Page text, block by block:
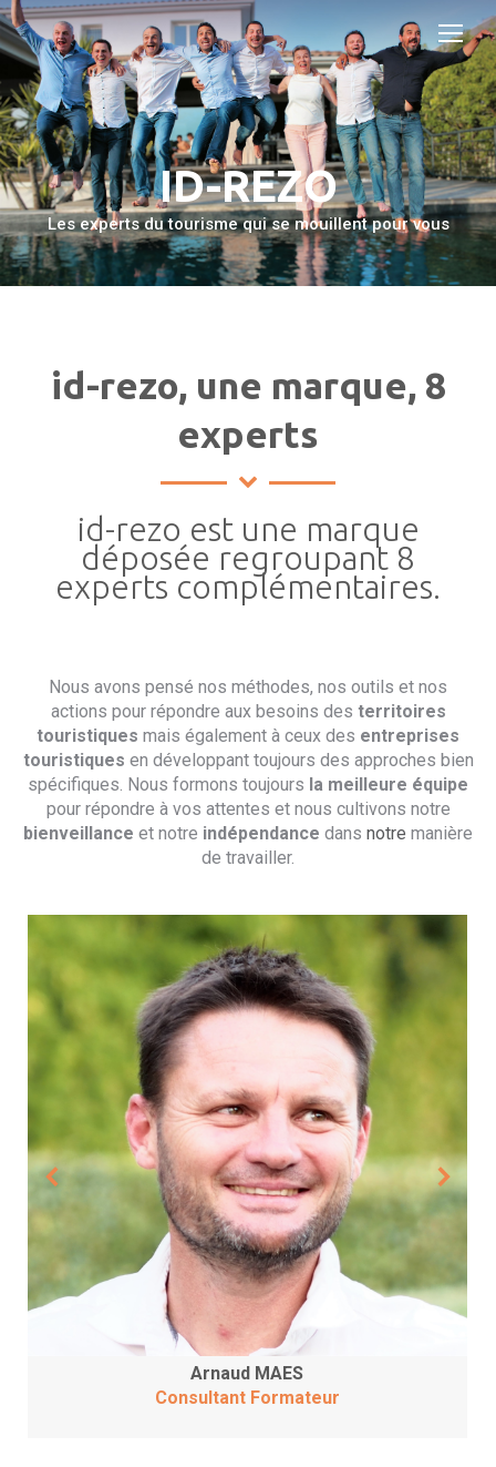
ID-REZO
Les experts du tourisme qui se mouillent pour vous
id-rezo, une marque, 8
experts
id-rezo est une marque
déposée regroupant 8
experts complémentaires.
Nous avons pensé nos méthodes, nos outils et nos
actions pour répondre aux besoins des territoires
touristiques mais également à ceux des entreprises
touristiques en développant toujours des approches bien
spécifiques. Nous formons toujours la meilleure équipe
pour répondre à vos attentes et nous cultivons notre
bienveillance et notre indépendance dans notre manière
de travailler.
Arnaud MAES
Consultant Formateur